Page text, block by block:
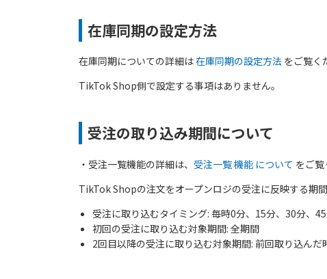
在庫同期の設定方法
在庫同期についての詳細は在庫同期の設定方法 をご覧く
TikTok Shop側で設定する事項はありません。
受注の取り込み期間について
・受注一覧機能の詳細は、 受注一覧 機能 について をご覧
TikTok Shopの注文をオープンロジの受注に反映する期間
受注に取り込むタイミング: 毎時0分、15分、30分、
初回の受注に取り込む対象期間: 全期間
2回目以降の受注に取り込む対象期間: 前回取り込んだ